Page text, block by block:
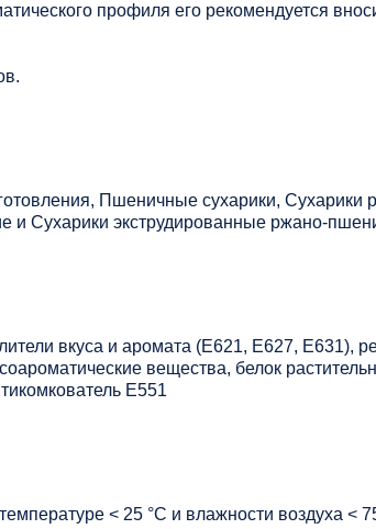
профиля его рекомендуется
Пшеничные сухарики, Сухарики
и Сухарики экструдированные ржано-
вкуса и аромата (Е621, Е627, Е631),
вещества, белок
Е551
< 25 °C и влажности воздуха <